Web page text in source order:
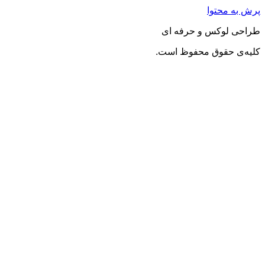
پرش به محتوا
طراحی لوکس و حرفه ای
کلیه‌ی حقوق محفوظ است.